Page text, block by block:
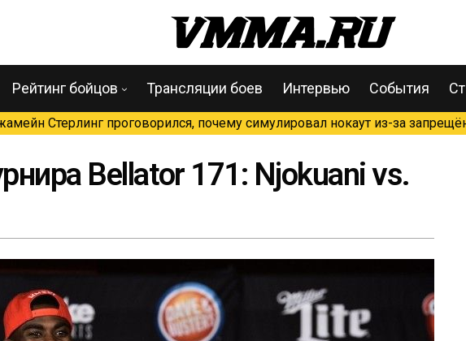
Рейтинг бойцов Трансляции боев Интервью События
Стерлинг проговорился, почему симулировал нокаут из-за
Bellator 171: Njokuani vs.